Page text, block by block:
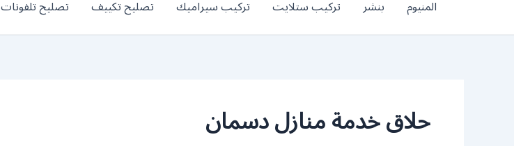
المنيوم بنشر تركيب ستلايت تركيب سيراميك تصليح تكييف تصليح تلفونات
حلاق خدمة منازل دسمان